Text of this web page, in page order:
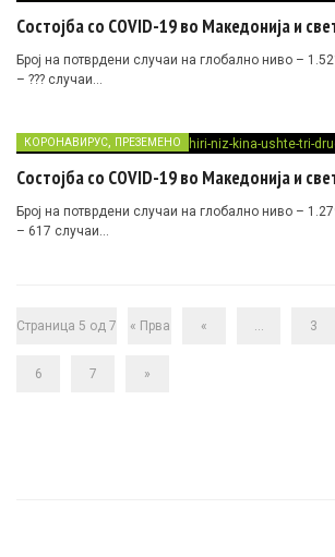
Состојба со COVID-19 во Македонија и
Број на потврдени случаи на глобално ниво –
– ??? случаи…
КОРОНАВИРУС, ПРЕЗЕМЕНО
Состојба со COVID-19 во Македонија и
Број на потврдени случаи на глобално ниво –
– 617 случаи…
Страница 5 од 7 « Прва « ... 3
6 7 »